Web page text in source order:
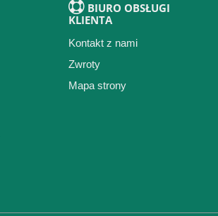
BIURO OBSŁUGI
KLIENTA
Kontakt z nami
Zwroty
Mapa strony